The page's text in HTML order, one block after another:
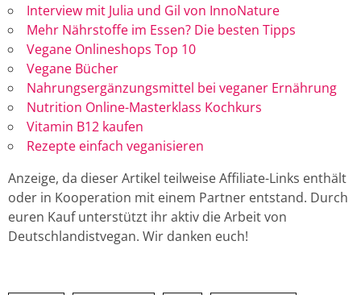
Interview mit Julia und Gil von InnoNature
Mehr Nährstoffe im Essen? Die besten Tipps
Vegane Onlineshops Top 10
Vegane Bücher
Nahrungsergänzungsmittel bei veganer Ernährung
Nutrition Online-Masterklass Kochkurs
Vitamin B12 kaufen
Rezepte einfach veganisieren
Anzeige, da dieser Artikel teilweise Affiliate-Links enthält
oder in Kooperation mit einem Partner entstand. Durch
euren Kauf unterstützt ihr aktiv die Arbeit von
Deutschlandistvegan. Wir danken euch!